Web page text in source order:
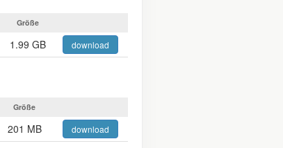
Größe
1.99 GB download
Größe
201 MB download